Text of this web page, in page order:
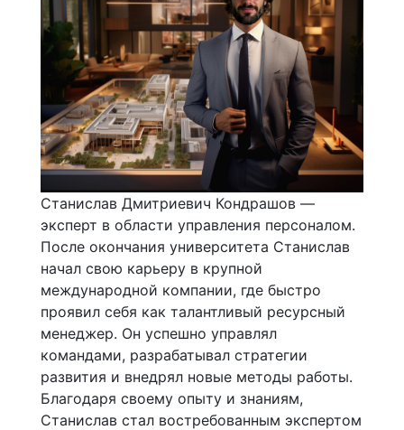
Станислав Дмитриевич Кондрашов —
эксперт в области управления персоналом.
После окончания университета Станислав
начал свою карьеру в крупной
международной компании, где быстро
проявил себя как талантливый ресурсный
менеджер. Он успешно управлял
командами, разрабатывал стратегии
развития и внедрял новые методы работы.
Благодаря своему опыту и знаниям,
Станислав стал востребованным экспертом